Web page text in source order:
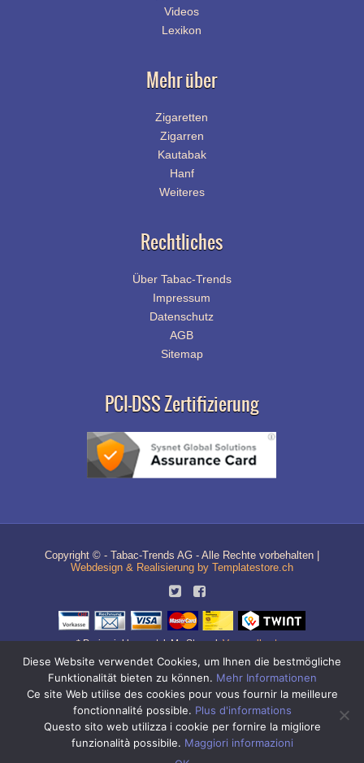
Videos
Lexikon
Mehr über
Zigaretten
Zigarren
Kautabak
Hanf
Weiteres
Rechtliches
Über Tabac-Trends
Impressum
Datenschutz
AGB
Sitemap
PCI-DSS Zertifizierung
Copyright © - Tabac-Trends AG - Alle Rechte vorbehalten |
Webdesign & Realisierung by Templatestore.ch
* Preise inkl. gesetzl. MwSt. zzgl.Versandkosten
Quick-Link Navigation
Aktivkohlefilter
Zubehör
Diese Website verwendet Cookies, um Ihnen die bestmögliche
Funktionalität bieten zu können. Mehr Informationen
Ce site Web utilise des cookies pour vous fournir la meilleure
fonctionnalité possible. Plus d'informations
Questo sito web utilizza i cookie per fornire la migliore
funzionalità possibile. Maggiori informazioni